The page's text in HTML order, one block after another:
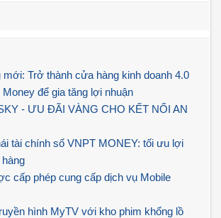
Trở thành cửa hàng kinh doanh 4.0
để gia tăng lợi nhuận
- ƯU ĐÃI VÀNG CHO KẾT NỐI AN
tài chính số VNPT MONEY: tối ưu lợi
cấp phép cung cấp dịch vụ Mobile
hình MyTV với kho phim khổng lồ